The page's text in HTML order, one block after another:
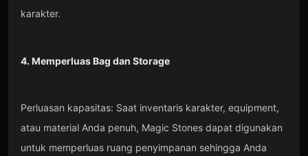
karakter.
4. Memperluas Bag dan Storage
Perluasan kapasitas: Saat inventaris karakter, equipment,
atau material Anda penuh, Magic Stones dapat digunakan
untuk memperluas ruang penyimpanan sehingga Anda